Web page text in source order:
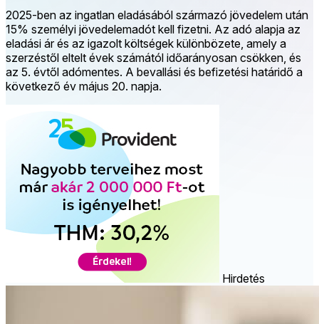
2025-ben az ingatlan eladásából származó jövedelem után
15% személyi jövedelemadót kell fizetni. Az adó alapja az
eladási ár és az igazolt költségek különbözete, amely a
szerzéstől eltelt évek számától időarányosan csökken, és
az 5. évtől adómentes. A bevallási és befizetési határidő a
következő év május 20. napja.
Hirdetés